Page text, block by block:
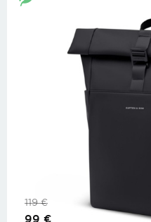
119€
99 €